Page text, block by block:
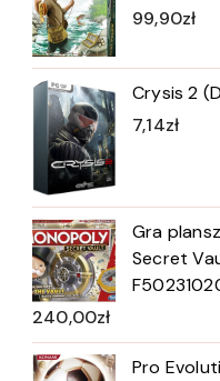
99,90zł
Crysis 2
7,14zł
Gra
Secret
240,00zł
Pro